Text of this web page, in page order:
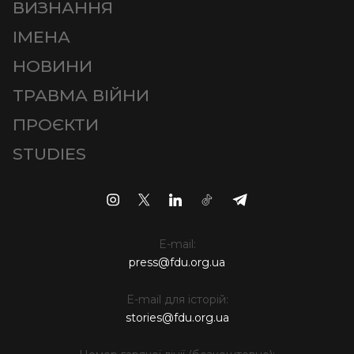
ВИЗНАННЯ
ІМЕНА
НОВИНИ
ТРАВМА ВІЙНИ
ПРОЄКТИ
STUDIES
E-mail:
press@fdu.org.ua
E-mail для історій:
stories@fdu.org.ua